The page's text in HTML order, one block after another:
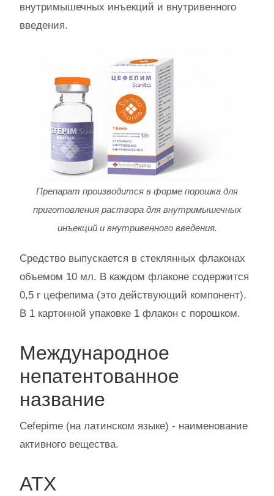
внутримышечных инъекций и внутривенного
введения.
Препарат производится в форме порошка для
приготовления раствора для внутримышечных
инъекций и внутривенного введения.
Средство выпускается в стеклянных флаконах
объемом 10 мл. В каждом флаконе содержится
0,5 г цефепима (это действующий компонент).
В 1 картонной упаковке 1 флакон с порошком.
Международное
непатентованное
название
Сefepime (на латинском языке) - наименование
активного вещества.
АТХ